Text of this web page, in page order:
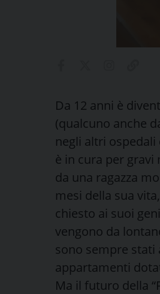
Da 12 anni è
(qualcuno anche
negli altri ospedali
è in cura per
da una ragazza
mesi della sua
chiesto ai suoi
vengono da
sono sempre
appartamenti
Ma il futuro della